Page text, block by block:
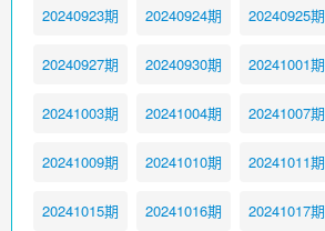
20240923期 20240924期 20240925期
20240927期 20240930期 20241001期
20241003期 20241004期 20241007期
20241009期 20241010期 20241011期
20241015期 20241016期 20241017期